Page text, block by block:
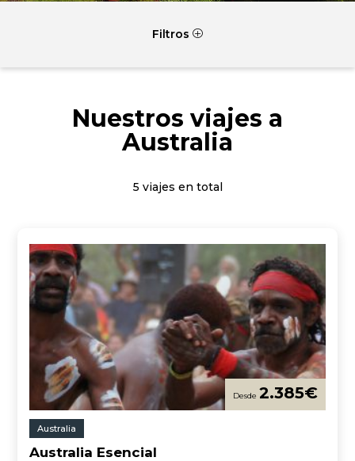
Filtros P
Nuestros viajes a
Australia
5 viajes en total
2.385€
Australia
Australia Esencial